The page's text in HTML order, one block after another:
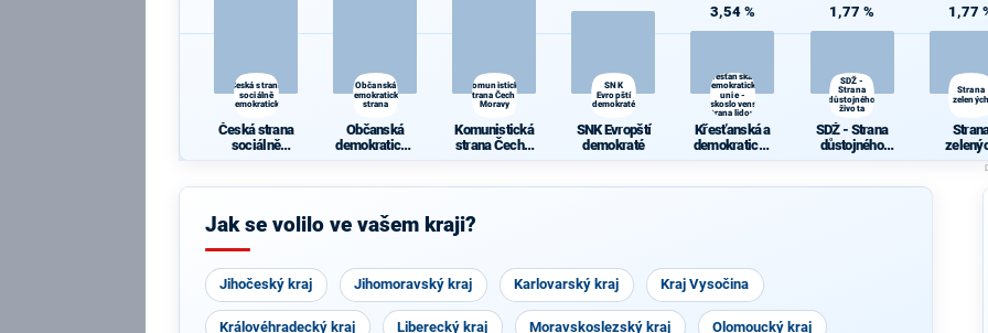
Česká strana
sociálně
demokratická
Česká strana
sociálně
Občanská
demokratická
strana
Občanská
demokratická
Komunistická
strana Čech a
Moravy
Komunistická
strana Čech a
SNK
Evropští
demokraté
SNK Evropští
demokraté
3,54 %
Křesťanská a
demokratická
unie -
Československá
strana lidová
Křesťanská a
demokratická
ká strana
1,77 %
SDŽ -
Strana
důstojného
života
SDŽ - Strana
důstojného
života
1,77
Strana
zelených
Jak se volilo ve vašem kraji?
Jihočeský kraj Jihomoravský kraj Karlovarský kraj Kraj Vysočina
Královéhradecký kraj Liberecký kraj Moravskoslezský kraj Olomoucký kraj